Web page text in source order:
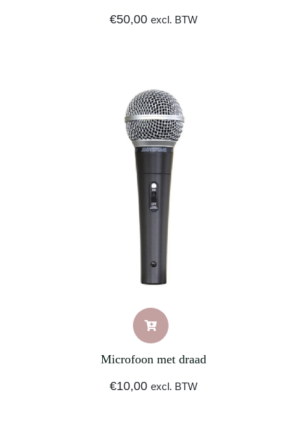
€50,00 excl. BTW
Microfoon met draad
€10,00 excl. BTW